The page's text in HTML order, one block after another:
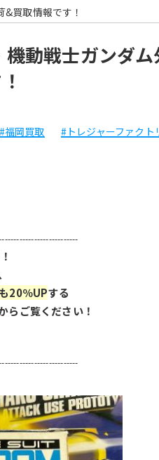
買取情報です！
動戦士ガンダム
#福岡買取 #トレジャーファクト
20％UPする
らご覧ください！